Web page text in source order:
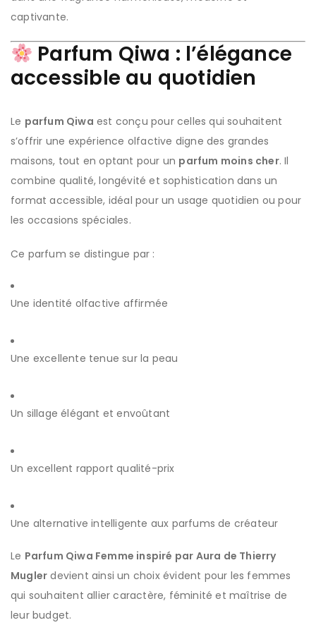
captivante.
Parfum Qiwa : l’élégance
accessible au quotidien
Le parfum Qiwa est conçu pour celles qui souhaitent
s’offrir une expérience olfactive digne des grandes
maisons, tout en optant pour un parfum moins cher. Il
combine qualité, longévité et sophistication dans un
format accessible, idéal pour un usage quotidien ou pour
les occasions spéciales.
Ce parfum se distingue par :
Une identité olfactive affirmée
Une excellente tenue sur la peau
Un sillage élégant et envoûtant
Un excellent rapport qualité-prix
Une alternative intelligente aux parfums de créateur
Le Parfum Qiwa Femme inspiré par Aura de Thierry
Mugler devient ainsi un choix évident pour les femmes
qui souhaitent allier caractère, féminité et maîtrise de
leur budget.